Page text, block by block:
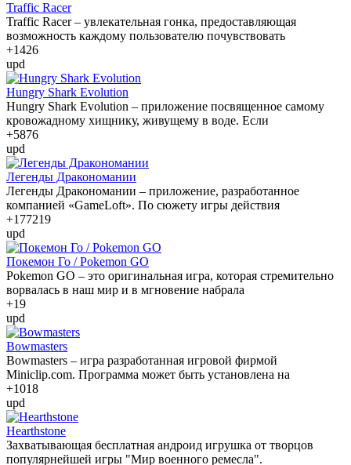
Traffic Racer
Traffic Racer – увлекательная гонка, предоставляющая
возможность каждому пользователю почувствовать
+1426
upd
Hungry Shark Evolution
Hungry Shark Evolution – приложение посвященное самому
кровожадному хищнику, живущему в воде. Если
+5876
upd
Легенды Дракономании
Легенды Дракономании – приложение, разработанное
компанией «GameLoft». По сюжету игры действия
+177219
upd
Покемон Го / Pokemon GO
Pokemon GO – это оригинальная игра, которая стремительно
ворвалась в наш мир и в мгновение набрала
+19
upd
Bowmasters
Bowmasters – игра разработанная игровой фирмой
Miniclip.com. Программа может быть установлена на
+1018
upd
Hearthstone
Захватывающая бесплатная андроид игрушка от творцов
популярнейшей игры "Мир военного ремесла".